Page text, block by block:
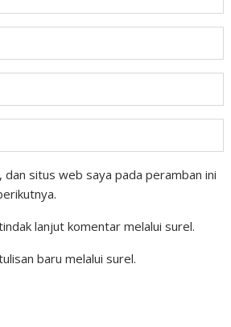
dan situs web saya pada peramban ini
lanjut komentar melalui surel.
baru melalui surel.